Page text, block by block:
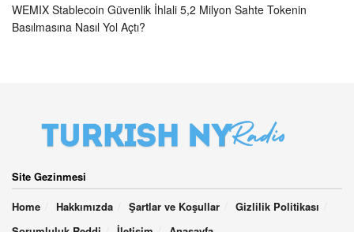
WEMIX Stablecoin Güvenlik İhlali 5,2 Milyon Sahte Tokenin
Basılmasına Nasıl Yol Açtı?
Site Gezinmesi
Home
Hakkımızda Şartlar ve Koşullar
Gizlilik Politikası